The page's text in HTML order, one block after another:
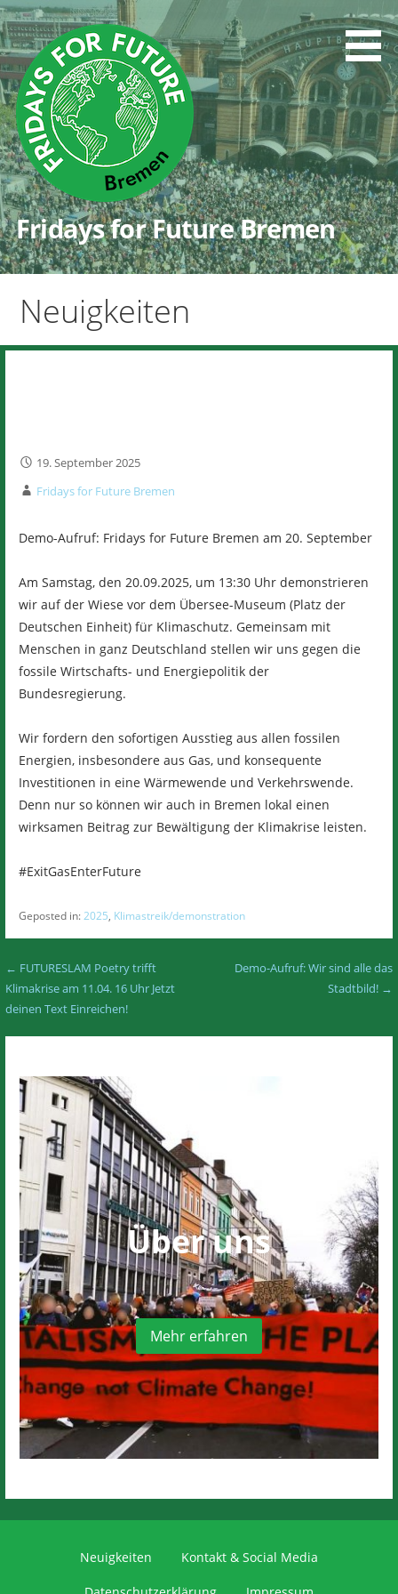
Zum
Inhalt
springen
Fridays for Future Bremen
Neuigkeiten
19. September 2025
Fridays for Future Bremen
Demo-Aufruf: Fridays for Future Bremen am 20. September
Am Samstag, den 20.09.2025, um 13:30 Uhr demonstrieren
wir auf der Wiese vor dem Übersee-Museum (Platz der
Deutschen Einheit) für Klimaschutz. Gemeinsam mit
Menschen in ganz Deutschland stellen wir uns gegen die
fossile Wirtschafts- und Energiepolitik der
Bundesregierung.
Wir fordern den sofortigen Ausstieg aus allen fossilen
Energien, insbesondere aus Gas, und konsequente
Investitionen in eine Wärmewende und Verkehrswende.
Denn nur so können wir auch in Bremen lokal einen
wirksamen Beitrag zur Bewältigung der Klimakrise leisten.
#ExitGasEnterFuture
Geposted in:2025, Klimastreik/demonstration
Beitragsnavigation
← FUTURESLAM Poetry trifft
Klimakrise am 11.04. 16 Uhr Jetzt
deinen Text Einreichen!
Demo-Aufruf: Wir sind alle das
Stadtbild! →
Über uns
Mehr erfahren
Neuigkeiten Kontakt & Social Media